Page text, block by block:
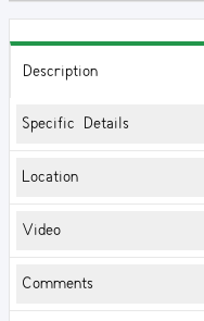
Description
Specific Details
Location
Video
Comments